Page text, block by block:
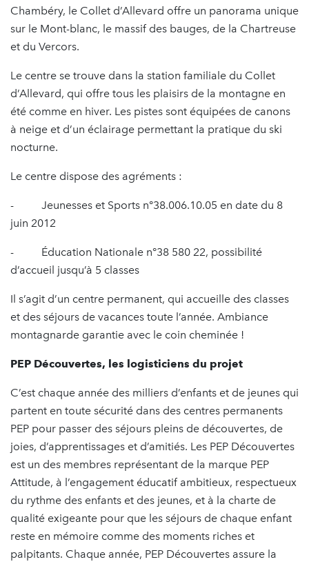
Chambéry, le Collet d’Allevard offre un panorama unique
sur le Mont-blanc, le massif des bauges, de la Chartreuse
et du Vercors.
Le centre se trouve dans la station familiale du Collet
d’Allevard, qui offre tous les plaisirs de la montagne en
été comme en hiver. Les pistes sont équipées de canons
à neige et d’un éclairage permettant la pratique du ski
nocturne.
Le centre dispose des agréments :
- Jeunesses et Sports n°38.006.10.05 en date du 8
juin 2012
- Éducation Nationale n°38 580 22, possibilité
d’accueil jusqu’à 5 classes
Il s’agit d’un centre permanent, qui accueille des classes
et des séjours de vacances toute l’année. Ambiance
montagnarde garantie avec le coin cheminée !
PEP Découvertes, les logisticiens du projet
C’est chaque année des milliers d’enfants et de jeunes qui
partent en toute sécurité dans des centres permanents
PEP pour passer des séjours pleins de découvertes, de
joies, d’apprentissages et d’amitiés. Les PEP Découvertes
est un des membres représentant de la marque PEP
Attitude, à l’engagement éducatif ambitieux, respectueux
du rythme des enfants et des jeunes, et à la charte de
qualité exigeante pour que les séjours de chaque enfant
reste en mémoire comme des moments riches et
palpitants. Chaque année, PEP Découvertes assure la